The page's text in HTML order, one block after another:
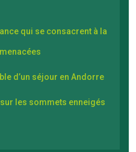
qui se consacrent à la
d’un séjour en Andorre
les sommets enneigés